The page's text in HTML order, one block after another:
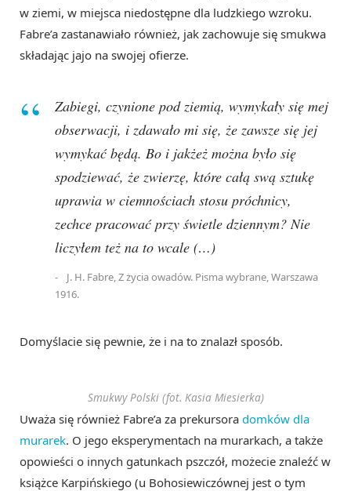
w ziemi, w miejsca niedostępne dla ludzkiego wzroku.
Fabre’a zastanawiało również, jak zachowuje się smukwa
składając jajo na swojej ofierze.
Zabiegi, czynione pod ziemią, wymykały się mej
obserwacji, i zdawało mi się, że zawsze się jej
wymykać będą. Bo i jakżeż można było się
spodziewać, że zwierzę, które całą swą sztukę
uprawia w ciemnościach stosu próchnicy,
zechce pracować przy świetle dziennym? Nie
liczyłem też na to wcale (…)
J. H. Fabre, Z życia owadów. Pisma wybrane, Warszawa
1916.
Domyślacie się pewnie, że i na to znalazł sposób.
Smukwy Polski (fot. Kasia Miesierka)
Uważa się również Fabre’a za prekursora domków dla
murarek. O jego eksperymentach na murarkach, a także
opowieści o innych gatunkach pszczół, możecie znaleźć w
książce Karpińskiego (u Bohosiewiczównej jest o tym